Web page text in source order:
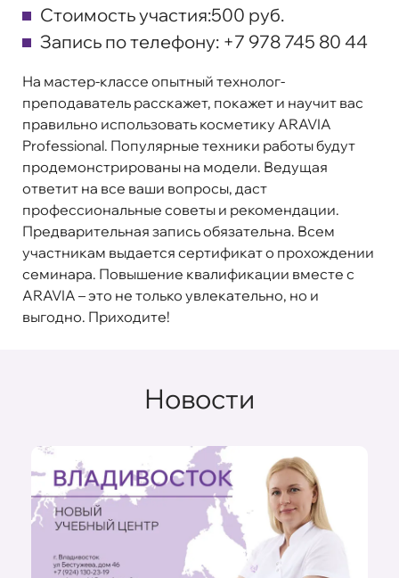
Стоимость участия:500 руб.
Запись по телефону: +7 978 745 80 44
На мастер-классе опытный технолог-
преподаватель расскажет, покажет и научит вас
правильно использовать косметику ARAVIA
Professional. Популярные техники работы будут
продемонстрированы на модели. Ведущая
ответит на все ваши вопросы, даст
профессиональные советы и рекомендации.
Предварительная запись обязательна. Всем
участникам выдается сертификат о прохождении
семинара. Повышение квалификации вместе с
ARAVIA – это не только увлекательно, но и
выгодно. Приходите!
Новости